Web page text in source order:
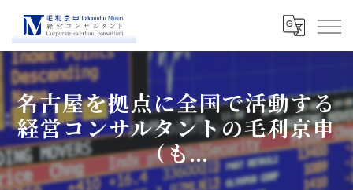
名古屋を拠点に全国で活動する
経営コンサルタントの毛利京申
（も...